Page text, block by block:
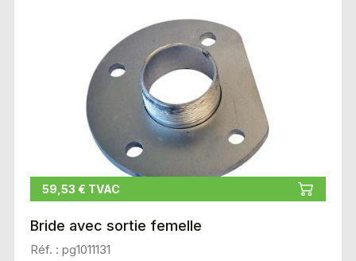
59,53 € TVAC
Bride avec sortie femelle
Réf. : pg1011131